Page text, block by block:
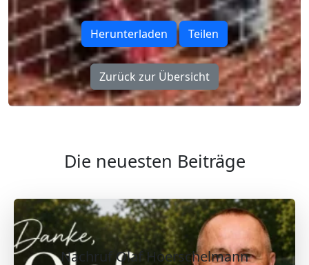
Herunterladen Teilen
Zurück zur Übersicht
Die neuesten Beiträge
Nachruf Olaf Hoerschelmann